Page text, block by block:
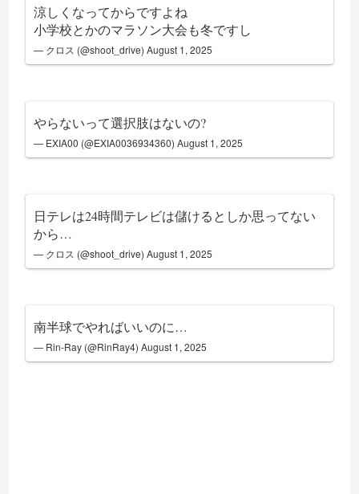
涼しくなってからですよね
小学校とかのマラソン大会も冬ですし
— クロス (@shoot_drive)August 1, 2025
やらないって選択肢はないの?
— EXIA00 (@EXIA0036934360)August 1, 2025
日テレは24時間テレビは儲けるとしか思ってない
から…
— クロス (@shoot_drive)August 1, 2025
南半球でやればいいのに…
— Rin-Ray (@RinRay4)August 1, 2025